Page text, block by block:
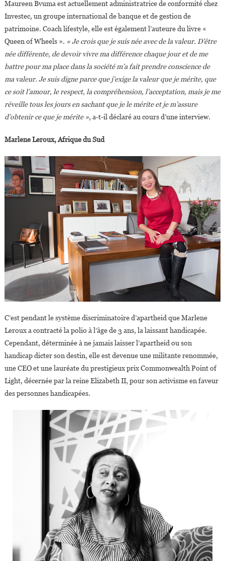
Maureen Bvuma est actuellement administratrice de conformité chez
Investec, un groupe international de banque et de gestion de
patrimoine. Coach lifestyle, elle est également l’auteure du livre «
Queen of Wheels ». « Je crois que je suis née avec de la valeur. D’être
née différente, de devoir vivre ma différence chaque jour et de me
battre pour ma place dans la société m’a fait prendre conscience de
ma valeur. Je suis digne parce que j’exige la valeur que je mérite, que
ce soit l’amour, le respect, la compréhension, l’acceptation, mais je me
réveille tous les jours en sachant que je le mérite et je m’assure
d’obtenir ce que je mérite », a-t-il déclaré au cours d’une interview.
Marlene Leroux, Afrique du Sud
C’est pendant le système discriminatoire d’apartheid que Marlene
Leroux a contracté la polio à l’âge de 3 ans, la laissant handicapée.
Cependant, déterminée à ne jamais laisser l’apartheid ou son
handicap dicter son destin, elle est devenue une militante renommée,
une CEO et une lauréate du prestigieux prix Commonwealth Point of
Light, décernée par la reine Elizabeth II, pour son activisme en faveur
des personnes handicapées.